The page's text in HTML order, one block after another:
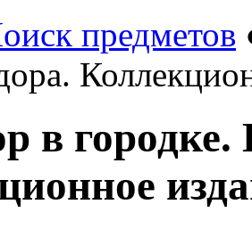
предметов
в